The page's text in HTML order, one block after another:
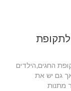
החגים,הילדים
גם יש את
מתנות